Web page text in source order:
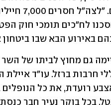
באירוע הבא שבו